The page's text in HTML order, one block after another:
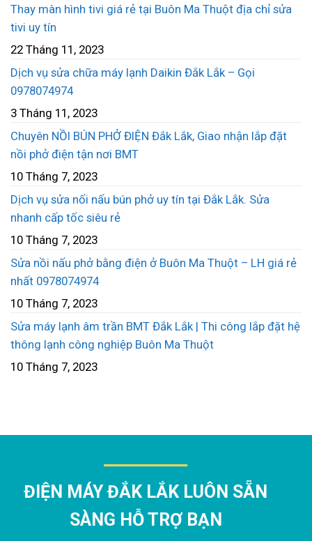
Thay màn hình tivi giá rẻ tại Buôn Ma Thuột địa chỉ sửa
tivi uy tín
22 Tháng 11, 2023
Dịch vụ sửa chữa máy lạnh Daikin Đắk Lắk – Gọi
0978074974
3 Tháng 11, 2023
Chuyên NỒI BÚN PHỞ ĐIỆN Đắk Lắk, Giao nhận lắp đặt
nồi phở điện tận nơi BMT
10 Tháng 7, 2023
Dịch vụ sửa nối nấu bún phở uy tín tại Đắk Lắk. Sửa
nhanh cấp tốc siêu rẻ
10 Tháng 7, 2023
Sửa nồi nấu phở bằng điện ở Buôn Ma Thuột – LH giá rẻ
nhất 0978074974
10 Tháng 7, 2023
Sửa máy lạnh âm trần BMT Đắk Lắk | Thi công lắp đặt hệ
thông lạnh công nghiệp Buôn Ma Thuột
10 Tháng 7, 2023
ĐIỆN MÁY ĐẮK LẮK LUÔN SẴN
SÀNG HỖ TRỢ BẠN